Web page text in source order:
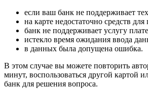
если ваш банк не поддерживает
на карте недостаточно средств
банк не поддерживает услугу
истекло время ожидания ввода
в данных была допущена ошибка.
В этом случае вы можете повторить
минут, воспользоваться другой картой
банк для решения вопроса.